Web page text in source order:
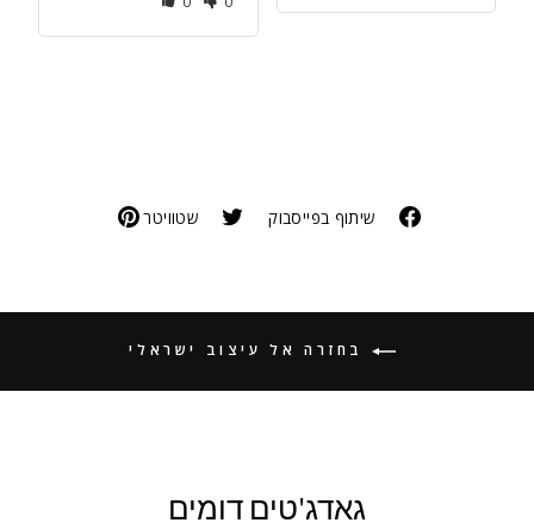
שיתוף בפייסבוק שטוויטר
בחזרה אל עיצוב ישראלי
גאדג'טים דומים